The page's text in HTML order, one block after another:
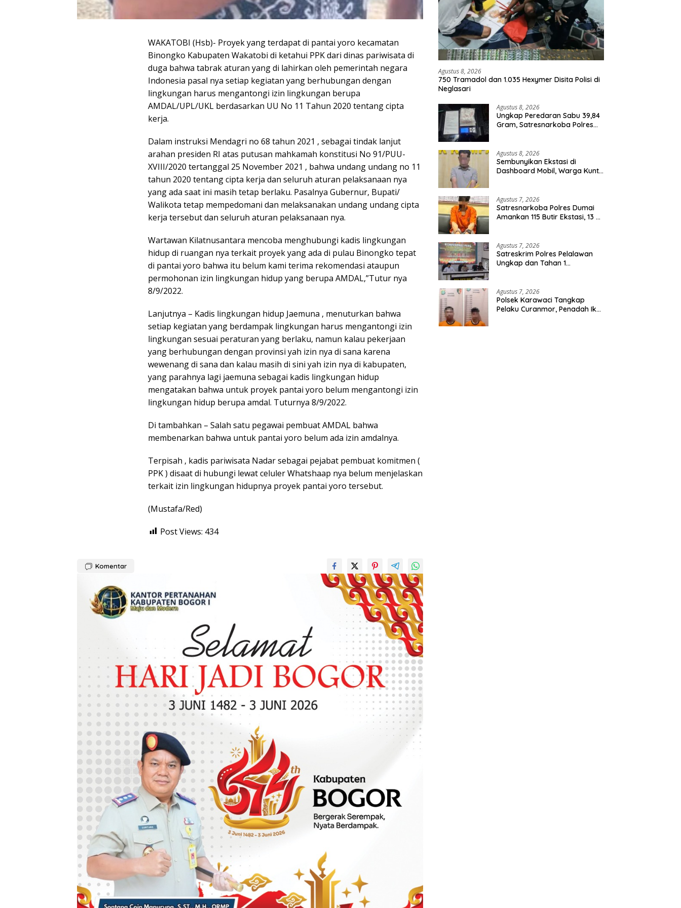
WAKATOBI (Hsb)- Proyek yang terdapat di pantai yoro kecamatan
Binongko Kabupaten Wakatobi di ketahui PPK dari dinas pariwisata di
duga bahwa tabrak aturan yang di lahirkan oleh pemerintah negara
Indonesia pasal nya setiap kegiatan yang berhubungan dengan
lingkungan harus mengantongi izin lingkungan berupa
AMDAL/UPL/UKL berdasarkan UU No 11 Tahun 2020 tentang cipta
kerja.
Dalam instruksi Mendagri no 68 tahun 2021 , sebagai tindak lanjut
arahan presiden RI atas putusan mahkamah konstitusi No 91/PUU-
XVIII/2020 tertanggal 25 November 2021 , bahwa undang undang no 11
tahun 2020 tentang cipta kerja dan seluruh aturan pelaksanaan nya
yang ada saat ini masih tetap berlaku. Pasalnya Gubernur, Bupati/
Walikota tetap mempedomani dan melaksanakan undang undang cipta
kerja tersebut dan seluruh aturan pelaksanaan nya.
Wartawan Kilatnusantara mencoba menghubungi kadis lingkungan
hidup di ruangan nya terkait proyek yang ada di pulau Binongko tepat
di pantai yoro bahwa itu belum kami terima rekomendasi ataupun
permohonan izin lingkungan hidup yang berupa AMDAL,”Tutur nya
8/9/2022.
Lanjutnya – Kadis lingkungan hidup Jaemuna , menuturkan bahwa
setiap kegiatan yang berdampak lingkungan harus mengantongi izin
lingkungan sesuai peraturan yang berlaku, namun kalau pekerjaan
yang berhubungan dengan provinsi yah izin nya di sana karena
wewenang di sana dan kalau masih di sini yah izin nya di kabupaten,
yang parahnya lagi jaemuna sebagai kadis lingkungan hidup
mengatakan bahwa untuk proyek pantai yoro belum mengantongi izin
lingkungan hidup berupa amdal. Tuturnya 8/9/2022.
Di tambahkan – Salah satu pegawai pembuat AMDAL bahwa
membenarkan bahwa untuk pantai yoro belum ada izin amdalnya.
Terpisah , kadis pariwisata Nadar sebagai pejabat pembuat komitmen (
PPK ) disaat di hubungi lewat celuler Whatshaap nya belum menjelaskan
terkait izin lingkungan hidupnya proyek pantai yoro tersebut.
(Mustafa/Red)
Post Views: 434
Komentar
Agustus 8, 2026
750 Tramadol dan 1.035 Hexymer Disita Polisi di
Neglasari
Agustus 8, 2026
Ungkap Peredaran Sabu 39,84
Gram, Satresnarkoba Polres
Agustus 8, 2026
Sembunyikan Ekstasi di
Dashboard Mobil, Warga Kuntu
Agustus 7, 2026
Satresnarkoba Polres Dumai
Amankan 115 Butir Ekstasi, 13 Pil
Agustus 7, 2026
Satreskrim Polres Pelalawan
Ungkap dan Tahan 1
Agustus 7, 2026
Polsek Karawaci Tangkap
Pelaku Curanmor, Penadah Ikut